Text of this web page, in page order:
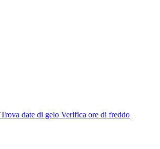
Trova date di gelo Verifica ore di freddo